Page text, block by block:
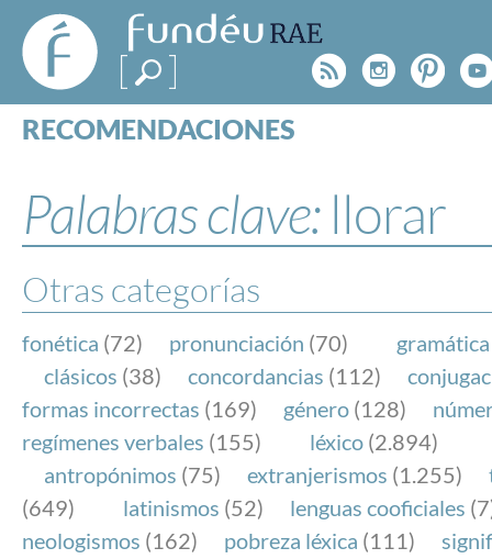
FundéuRAE
- Fundación
del Español
Urgente
Rss
RECOMENDACIONES
ESPECIALES
BLOG
NOTICIAS
SOBRE LA FUNDÉURAE
FundéuRAE es una fundación patrocinada por la
y la Real Academia Española, cuyo objetivo es
el buen uso del español en los medios de
Internet.
Palabras clave: llorar
Otras categorías
fonética (72) pronunciación (70) gramática
clásicos (38) concordancias (112)
formas incorrectas (169) género (128)
regímenes verbales (155) léxico (2.894)
antropónimos (75) extranjerismos (1.255)
(649)
latinismos (52) lenguas cooficiales
neologismos (162) pobreza léxica (111)